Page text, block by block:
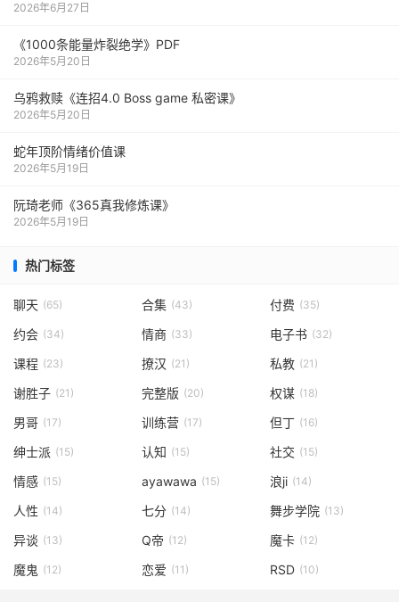
2026年6月27日
《1000‮能条‬‎量‮裂炸‬‎绝学》PDF
2026年5月20日
乌鸦救赎《连招4.0 Boss game 私密课》
2026年5月20日
蛇年顶阶情绪价值课
2026年5月19日
阮琦老师《365真我修炼课》
2026年5月19日
热门标签
聊天 (65) 合集 (43) 付费 (35)
约会 (34) 情商 (33) 电子书 (32)
课程 (23) 撩汉 (21) 私教 (21)
谢胜子 (21) 完整版 (20) 权谋 (18)
男哥 (17) 训练营 (17) 但丁 (16)
绅士派 (15) 认知 (15) 社交 (15)
情感 (15) ayawawa (15) 浪ji (14)
人性 (14) 七分 (14) 舞步学院 (13)
异谈 (13) Q帝 (12) 魔卡 (12)
魔鬼 (12) 恋爱 (11) RSD (10)